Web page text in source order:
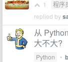
1 程序
replied by
从
大不大?
Python •